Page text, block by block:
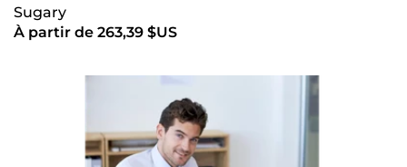
Sugary
À partir de 263,39 $US